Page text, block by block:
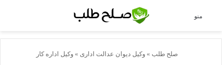
منو
صلح طلب » وکیل دیوان عدالت اداری » وکیل اداره کار